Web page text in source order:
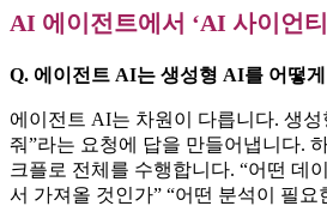
AI 에이전트에서 ‘AI 사이언
Q. 에이전트 AI는 생성형 AI를 어떻
에이전트 AI는 차원이 다릅니다. 생성
줘”라는 요청에 답을 만들어냅니다.
크플로 전체를 수행합니다. “어떤 데
서 가져올 것인가” “어떤 분석이 필요